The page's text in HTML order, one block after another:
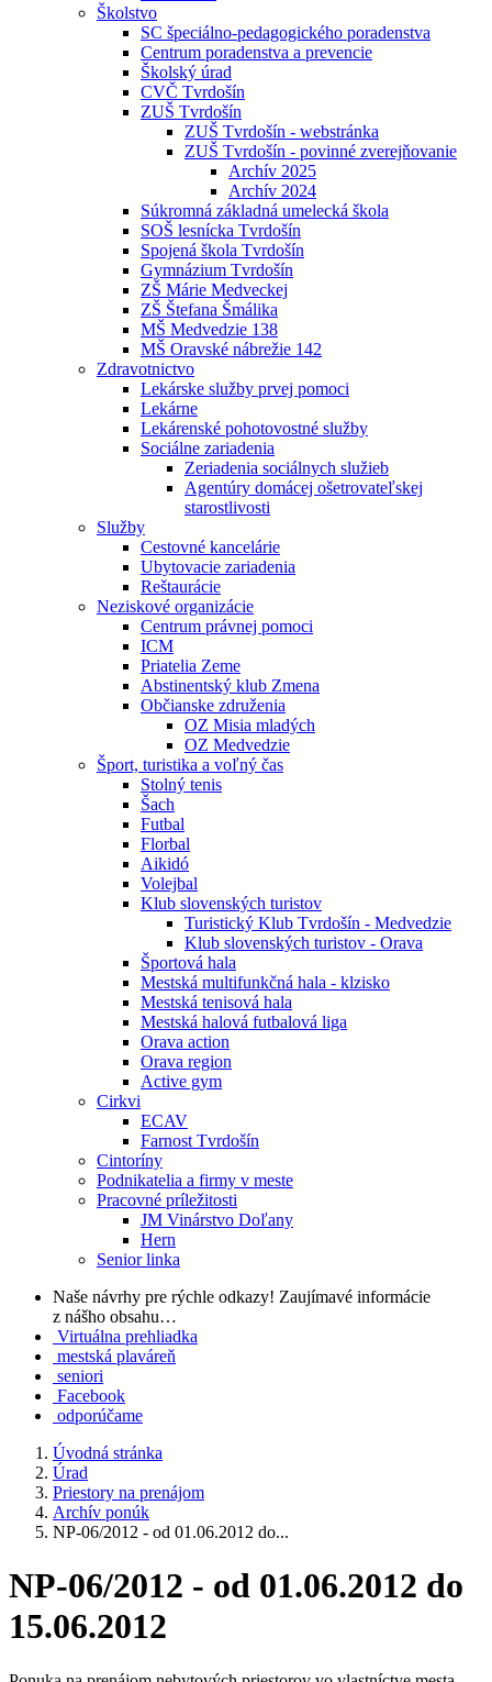
Školstvo
SC špeciálno-pedagogického poradenstva
Centrum poradenstva a prevencie
Školský úrad
CVČ Tvrdošín
ZUŠ Tvrdošín
ZUŠ Tvrdošín - webstránka
ZUŠ Tvrdošín - povinné zverejňovanie
Archív 2025
Archív 2024
Súkromná základná umelecká škola
SOŠ lesnícka Tvrdošín
Spojená škola Tvrdošín
Gymnázium Tvrdošín
ZŠ Márie Medveckej
ZŠ Štefana Šmálika
MŠ Medvedzie 138
MŠ Oravské nábrežie 142
Zdravotnictvo
Lekárske služby prvej pomoci
Lekárne
Lekárenské pohotovostné služby
Sociálne zariadenia
Zeriadenia sociálnych služieb
Agentúry domácej ošetrovateľskej
starostlivosti
Služby
Cestovné kancelárie
Ubytovacie zariadenia
Reštaurácie
Neziskové organizácie
Centrum právnej pomoci
ICM
Priatelia Zeme
Abstinentský klub Zmena
Občianske združenia
OZ Misia mladých
OZ Medvedzie
Šport, turistika a voľný čas
Stolný tenis
Šach
Futbal
Florbal
Aikidó
Volejbal
Klub slovenských turistov
Turistický Klub Tvrdošín - Medvedzie
Klub slovenských turistov - Orava
Športová hala
Mestská multifunkčná hala - klzisko
Mestská tenisová hala
Mestská halová futbalová liga
Orava action
Orava region
Active gym
Cirkvi
ECAV
Farnost Tvrdošín
Cintoríny
Podnikatelia a firmy v meste
Pracovné príležitosti
JM Vinárstvo Doľany
Hern
Senior linka
Naše návrhy pre rýchle odkazy! Zaujímavé informácie
z nášho obsahu…
Virtuálna prehliadka
mestská plaváreň
seniori
Facebook
odporúčame
Úvodná stránka
Úrad
Priestory na prenájom
Archív ponúk
NP-06/2012 - od 01.06.2012 do...
NP-06/2012 - od 01.06.2012 do
15.06.2012